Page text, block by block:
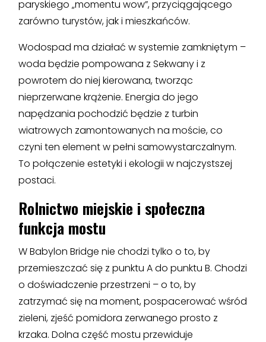
paryskiego „momentu wow”, przyciągającego
zarówno turystów, jak i mieszkańców.
Wodospad ma działać w systemie zamkniętym –
woda będzie pompowana z Sekwany i z
powrotem do niej kierowana, tworząc
nieprzerwane krążenie. Energia do jego
napędzania pochodzić będzie z turbin
wiatrowych zamontowanych na moście, co
czyni ten element w pełni samowystarczalnym.
To połączenie estetyki i ekologii w najczystszej
postaci.
Rolnictwo miejskie i społeczna
funkcja mostu
W Babylon Bridge nie chodzi tylko o to, by
przemieszczać się z punktu A do punktu B. Chodzi
o doświadczenie przestrzeni – o to, by
zatrzymać się na moment, pospacerować wśród
zieleni, zjeść pomidora zerwanego prosto z
krzaka. Dolna część mostu przewiduje